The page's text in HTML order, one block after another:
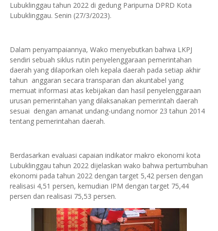
Lubuklinggau tahun 2022 di gedung Paripurna DPRD Kota
Lubuklinggau. Senin (27/3/2023).
Dalam penyampaiannya, Wako menyebutkan bahwa LKPJ
sendiri sebuah siklus rutin penyelenggaraan pemerintahan
daerah yang dilaporkan oleh kepala daerah pada setiap akhir
tahun anggaran secara transparan dan akuntabel yang
memuat informasi atas kebijakan dan hasil penyelenggaraan
urusan pemerintahan yang dilaksanakan pemerintah daerah
sesuai dengan amanat undang-undang nomor 23 tahun 2014
tentang pemerintahan daerah.
Berdasarkan evaluasi capaian indikator makro ekonomi kota
Lubuklinggau tahun 2022 dijelaskan wako bahwa pertumbuhan
ekonomi pada tahun 2022 dengan target 5,42 persen dengan
realisasi 4,51 persen, kemudian IPM dengan target 75,44
persen dan realisasi 75,53 persen.